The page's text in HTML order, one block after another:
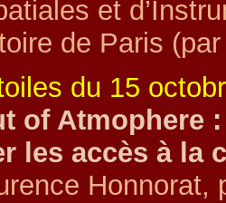
et
de Paris
du 15
of Atmophere
les accès à la
Honnorat,